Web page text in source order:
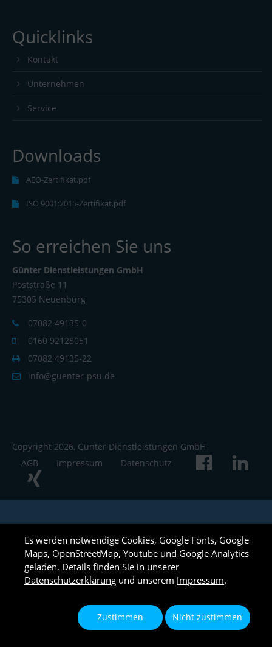
Quicklinks
Kontakt
Unternehmen
Service
Downloads
AEO-Zertifikat.pdf
ISO 9001:2015-Zertifikat.pdf
So erreichen Sie uns
Günter Dienstleistungen GmbH
Poststraße 11
75305 Neuenbürg
07082 49135-0
0160 92128051
07082 49135-22
info@guenter-psu.de
Copyright 2026, Günter Dienstleistungen GmbH
AGB
Impressum Datenschutz
Es werden notwendige Cookies, Google Fonts, Google
Maps, OpenStreetMap, Youtube und Google Analytics
geladen. Details finden Sie in unserer
Datenschutzerklärung und unserem Impressum.
Zustimmen Nicht zustimmen